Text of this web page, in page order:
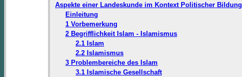
Aspekte einer Landeskunde im Kontext Politischer Bildung
Einleitung
1 Vorbemerkung
2 Begrifflichkeit Islam - Islamismus
2.1 Islam
2.2 Islamismus
3 Problembereiche des Islam
3.1 Islamische Gesellschaft